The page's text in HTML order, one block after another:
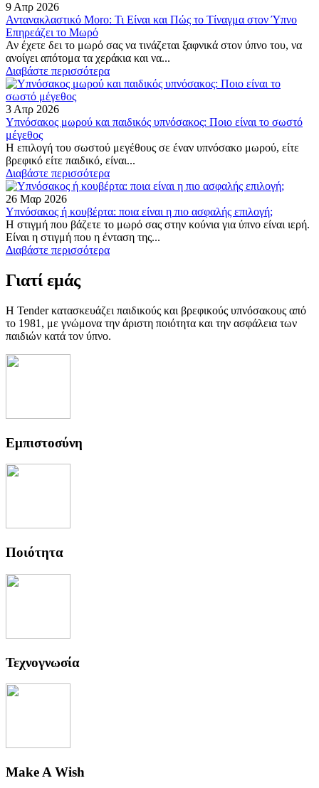
9 Απρ 2026
Αντανακλαστικό Moro: Τι Είναι και Πώς το Τίναγμα στον Ύπνο
Επηρεάζει το Μωρό
Αν έχετε δει το μωρό σας να τινάζεται ξαφνικά στον ύπνο του, να
ανοίγει απότομα τα χεράκια και να...
Διαβάστε περισσότερα
3 Απρ 2026
Υπνόσακος μωρού και παιδικός υπνόσακος: Ποιο είναι το σωστό
μέγεθος
Η επιλογή του σωστού μεγέθους σε έναν υπνόσακο μωρού, είτε
βρεφικό είτε παιδικό, είναι...
Διαβάστε περισσότερα
26 Μαρ 2026
Υπνόσακος ή κουβέρτα: ποια είναι η πιο ασφαλής επιλογή;
Η στιγμή που βάζετε το μωρό σας στην κούνια για ύπνο είναι ιερή.
Είναι η στιγμή που η ένταση της...
Διαβάστε περισσότερα
Γιατί εμάς
Η Tender κατασκευάζει παιδικούς και βρεφικούς υπνόσακους από
το 1981, με γνώμονα την άριστη ποιότητα και την ασφάλεια των
παιδιών κατά τον ύπνο.
Εμπιστοσύνη
Ποιότητα
Τεχνογνωσία
Make A Wish